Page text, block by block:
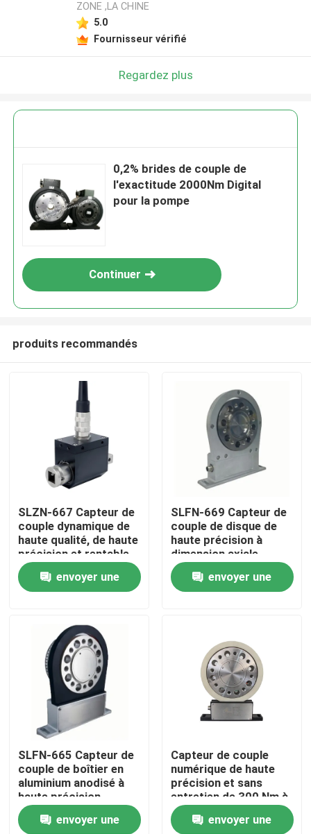
À la maison
Produits
À propos de nous
Visite de l'usine
Contactez-nous
Nouvelles
Les affaires
Dynamomètre de couple
Dynamomètre à grande vitesse
ZONE ,LA CHINE
5.0
Fournisseur vérifié
Regardez plus
0,2% brides de couple de
l'exactitude 2000Nm Digital
pour la pompe
Continuer
produits recommandés
SLZN-667 Capteur de
couple dynamique de
haute qualité, de haute
précision et rentable
envoyer une
SLFN-669 Capteur de
couple de disque de
haute précision à
dimension axiale
courte
envoyer une
SLFN-665 Capteur de
couple de boîtier en
aluminium anodisé à
haute précision
envoyer une
Capteur de couple
numérique de haute
précision et sans
entretien de 300 Nm à
10000 tr/min
envoyer une